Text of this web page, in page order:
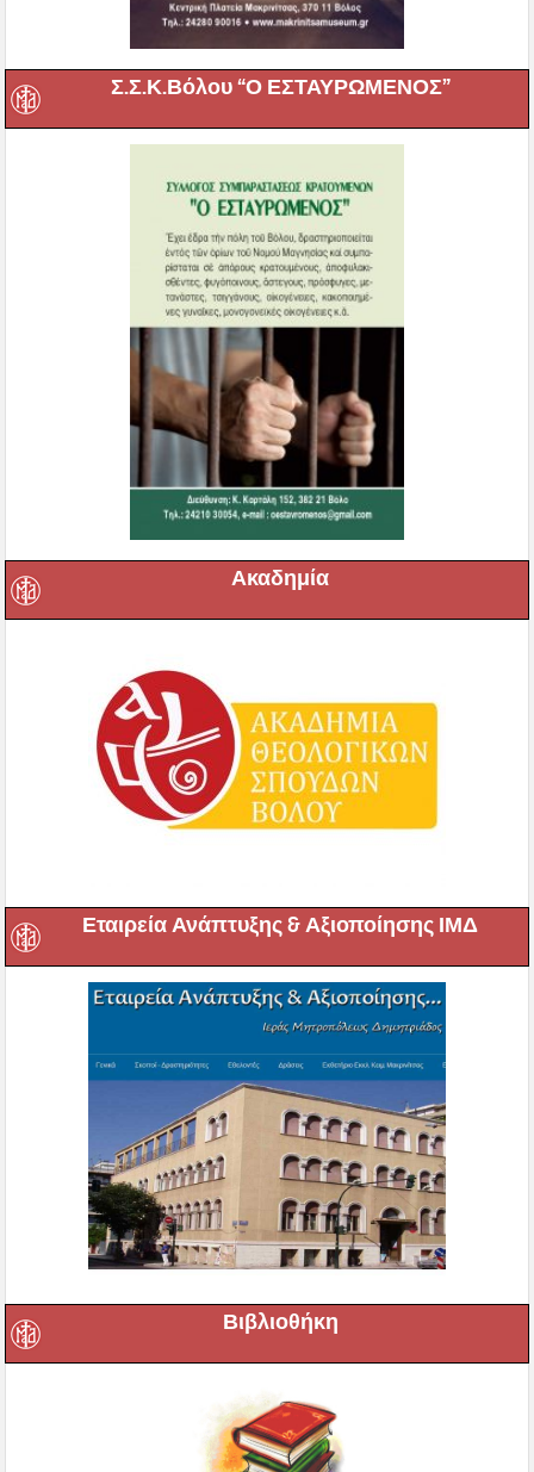
Σ.Σ.Κ.Βόλου “Ο ΕΣΤΑΥΡΩΜΕΝΟΣ”
Ακαδημία
Εταιρεία Ανάπτυξης & Αξιοποίησης ΙΜΔ
Βιβλιοθήκη